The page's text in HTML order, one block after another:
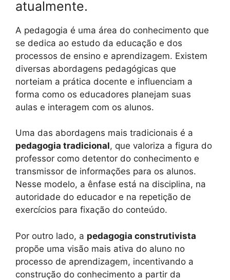
atualmente.
A pedagogia é uma área do conhecimento que
se dedica ao estudo da educação e dos
processos de ensino e aprendizagem. Existem
diversas abordagens pedagógicas que
norteiam a prática docente e influenciam a
forma como os educadores planejam suas
aulas e interagem com os alunos.
Uma das abordagens mais tradicionais é a
pedagogia tradicional, que valoriza a figura do
professor como detentor do conhecimento e
transmissor de informações para os alunos.
Nesse modelo, a ênfase está na disciplina, na
autoridade do educador e na repetição de
exercícios para fixação do conteúdo.
Por outro lado, a pedagogia construtivista
propõe uma visão mais ativa do aluno no
processo de aprendizagem, incentivando a
construção do conhecimento a partir da